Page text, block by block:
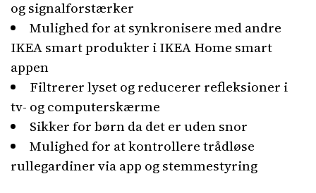
og signalforstærker
Mulighed for at synkronisere med andre
IKEA smart produkter i IKEA Home smart
appen
Filtrerer lyset og reducerer refleksioner i
tv- og computerskærme
Sikker for børn da det er uden snor
Mulighed for at kontrollere trådløse
rullegardiner via app og stemmestyring